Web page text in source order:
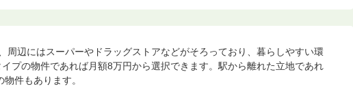
周辺にはスーパーやドラッグストアなどがそろっており、暮らしやすい環
プの物件であれば月額8万円から選択できます。駅から離れた立地であれ
件もあります。